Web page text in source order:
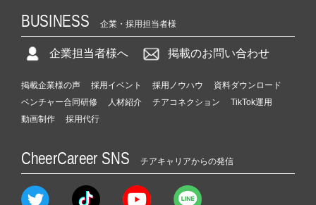
BUSINESS 企業・採用担当者様
企業担当者様へ 掲載のお問い合わせ
掲載企業様の声 採用イベント 採用ノウハウ
資料ダウンロード
ベンチャー合同研修
人材紹介 チアコネクション
TikTok運用
動画制作
採用代行
CheerCareer SNS チアキャリアからの発信